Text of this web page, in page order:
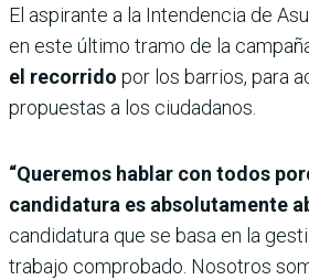
El aspirante a la Intendencia de
en este último tramo de la
el recorrido por los barrios, para
propuestas a los ciudadanos.
“Queremos hablar con todos
candidatura es absolutamente
candidatura que se basa en la
trabajo comprobado. Nosotros